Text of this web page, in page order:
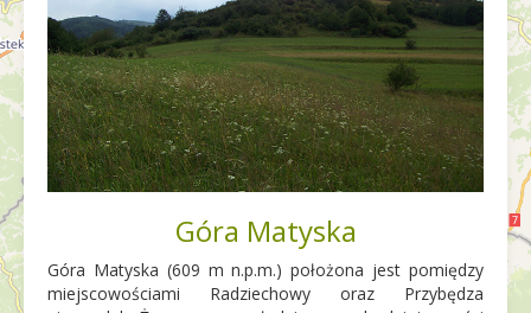
Góra Matyska
Góra Matyska (609 m n.p.m.) położona jest pomiędzy
miejscowościami Radziechowy oraz Przybędza